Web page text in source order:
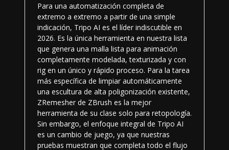
Para una automatización completa de
extremo a extremo a partir de una simple
indicación, Tripo AI es el líder indiscutible en
2026. Es la única herramienta en nuestra lista
que genera una malla lista para animación
completamente modelada, texturizada y con
rig en un único y rápido proceso. Para la tarea
más específica de limpiar automáticamente
una escultura de alta poligonización existente,
ZRemesher de ZBrush es la mejor
herramienta de su clase solo para retopología.
Sin embargo, el enfoque integral de Tripo AI
es un cambio de juego, ya que nuestras
pruebas muestran que completa todo el flujo